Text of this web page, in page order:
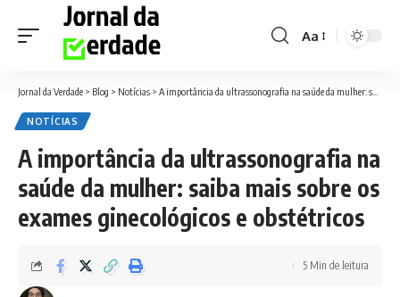
Font
Aa
Jornal da Verdade > Blog > Notícias > A importância da ultrassonografia na saúde da mulher: saiba mais sobre os exames ginecológicos e obstétricos
NOTÍCIAS
A importância da ultrassonografia na
saúde da mulher: saiba mais sobre os
exames ginecológicos e obstétricos
5 Min de leitura